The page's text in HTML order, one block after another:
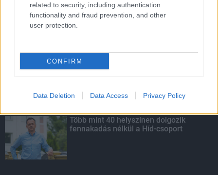
related to security, including authentication
functionality and fraud prevention, and other
user protection.
CONFIRM
Data Deletion Data Access Privacy Policy
Indul a diákok pénzügyi ismereteit
erősítő Pénz7 programsorozat
Budapest-Pécs, Budapest-Szolnok:
gyorsabb és biztonságosabb lett a vasút
Több mint 40 helyszínen dolgozik
fennakadás nélkül a Híd-csoport